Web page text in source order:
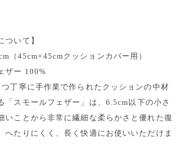
ついて】
（45cm×45cmクッションカバー用）
ザー 100%
つ丁寧に手作業で作られたクッションの中材
「スモールフェザー」は、6.5cm以下の小さ
いことから非常に繊細な柔らかさと優れた復
へたりにくく、長く快適にお使いいただけま